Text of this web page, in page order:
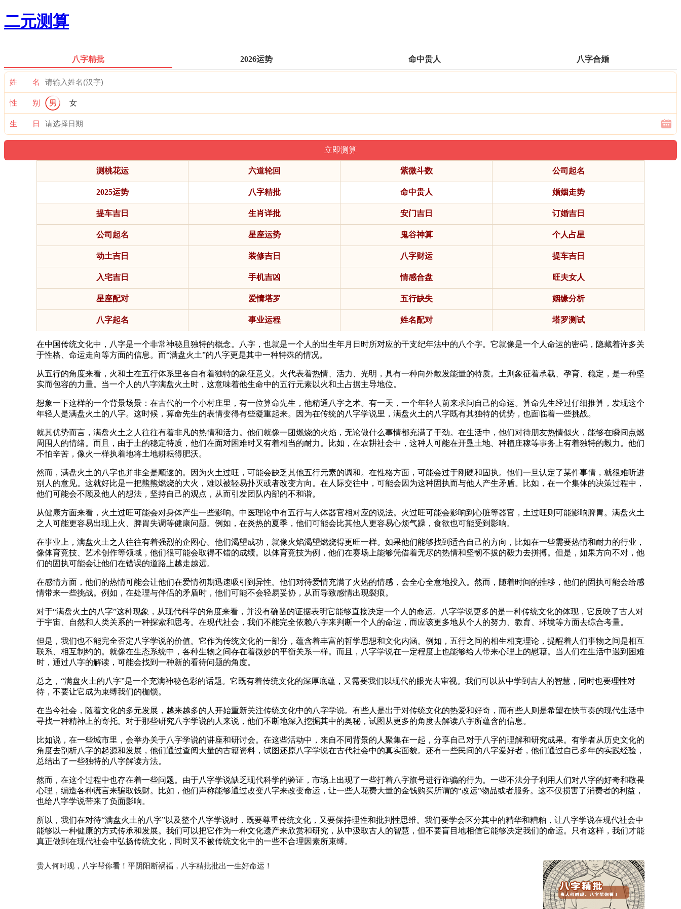
二元测算
八字精批 2026运势 命中贵人 八字合婚
姓 名
性 别 男 女
生 日
测桃花运 六道轮回 紫微斗数 公司起名
2025运势 八字精批 命中贵人 婚姻走势
提车吉日 生肖详批 安门吉日 订婚吉日
公司起名 星座运势 鬼谷神算 个人占星
动土吉日 装修吉日 八字财运 提车吉日
入宅吉日 手机吉凶 情感合盘 旺夫女人
星座配对 爱情塔罗 五行缺失 姻缘分析
八字起名 事业运程 姓名配对 塔罗测试
在中国传统文化中，八字是一个非常神秘且独特的概念。八字，也就是一个人的出生年月日时所对应的干支纪年法中的八个字。它就像是一个人命运的密码，隐藏着许多关
于性格、命运走向等方面的信息。而“满盘火土”的八字更是其中一种特殊的情况。
从五行的角度来看，火和土在五行体系里各自有着独特的象征意义。火代表着热情、活力、光明，具有一种向外散发能量的特质。土则象征着承载、孕育、稳定，是一种坚
实而包容的力量。当一个人的八字满盘火土时，这意味着他生命中的五行元素以火和土占据主导地位。
想象一下这样的一个背景场景：在古代的一个小村庄里，有一位算命先生，他精通八字之术。有一天，一个年轻人前来求问自己的命运。算命先生经过仔细推算，发现这个
年轻人是满盘火土的八字。这时候，算命先生的表情变得有些凝重起来。因为在传统的八字学说里，满盘火土的八字既有其独特的优势，也面临着一些挑战。
就其优势而言，满盘火土之人往往有着非凡的热情和活力。他们就像一团燃烧的火焰，无论做什么事情都充满了干劲。在生活中，他们对待朋友热情似火，能够在瞬间点燃
周围人的情绪。而且，由于土的稳定特质，他们在面对困难时又有着相当的耐力。比如，在农耕社会中，这种人可能在开垦土地、种植庄稼等事务上有着独特的毅力。他们
不怕辛苦，像火一样执着地将土地耕耘得肥沃。
然而，满盘火土的八字也并非全是顺遂的。因为火土过旺，可能会缺乏其他五行元素的调和。在性格方面，可能会过于刚硬和固执。他们一旦认定了某件事情，就很难听进
别人的意见。这就好比是一把熊熊燃烧的大火，难以被轻易扑灭或者改变方向。在人际交往中，可能会因为这种固执而与他人产生矛盾。比如，在一个集体的决策过程中，
他们可能会不顾及他人的想法，坚持自己的观点，从而引发团队内部的不和谐。
从健康方面来看，火土过旺可能会对身体产生一些影响。中医理论中有五行与人体器官相对应的说法。火过旺可能会影响到心脏等器官，土过旺则可能影响脾胃。满盘火土
之人可能更容易出现上火、脾胃失调等健康问题。例如，在炎热的夏季，他们可能会比其他人更容易心烦气躁，食欲也可能受到影响。
在事业上，满盘火土之人往往有着强烈的企图心。他们渴望成功，就像火焰渴望燃烧得更旺一样。如果他们能够找到适合自己的方向，比如在一些需要热情和耐力的行业，
像体育竞技、艺术创作等领域，他们很可能会取得不错的成绩。以体育竞技为例，他们在赛场上能够凭借着无尽的热情和坚韧不拔的毅力去拼搏。但是，如果方向不对，他
们的固执可能会让他们在错误的道路上越走越远。
在感情方面，他们的热情可能会让他们在爱情初期迅速吸引到异性。他们对待爱情充满了火热的情感，会全心全意地投入。然而，随着时间的推移，他们的固执可能会给感
情带来一些挑战。例如，在处理与伴侣的矛盾时，他们可能不会轻易妥协，从而导致感情出现裂痕。
对于“满盘火土的八字”这种现象，从现代科学的角度来看，并没有确凿的证据表明它能够直接决定一个人的命运。八字学说更多的是一种传统文化的体现，它反映了古人对
于宇宙、自然和人类关系的一种探索和思考。在现代社会，我们不能完全依赖八字来判断一个人的命运，而应该更多地从个人的努力、教育、环境等方面去综合考量。
但是，我们也不能完全否定八字学说的价值。它作为传统文化的一部分，蕴含着丰富的哲学思想和文化内涵。例如，五行之间的相生相克理论，提醒着人们事物之间是相互
联系、相互制约的。就像在生态系统中，各种生物之间存在着微妙的平衡关系一样。而且，八字学说在一定程度上也能够给人带来心理上的慰藉。当人们在生活中遇到困难
时，通过八字的解读，可能会找到一种新的看待问题的角度。
总之，“满盘火土的八字”是一个充满神秘色彩的话题。它既有着传统文化的深厚底蕴，又需要我们以现代的眼光去审视。我们可以从中学到古人的智慧，同时也要理性对
待，不要让它成为束缚我们的枷锁。
在当今社会，随着文化的多元发展，越来越多的人开始重新关注传统文化中的八字学说。有些人是出于对传统文化的热爱和好奇，而有些人则是希望在快节奏的现代生活中
寻找一种精神上的寄托。对于那些研究八字学说的人来说，他们不断地深入挖掘其中的奥秘，试图从更多的角度去解读八字所蕴含的信息。
比如说，在一些城市里，会举办关于八字学说的讲座和研讨会。在这些活动中，来自不同背景的人聚集在一起，分享自己对于八字的理解和研究成果。有学者从历史文化的
角度去剖析八字的起源和发展，他们通过查阅大量的古籍资料，试图还原八字学说在古代社会中的真实面貌。还有一些民间的八字爱好者，他们通过自己多年的实践经验，
总结出了一些独特的八字解读方法。
然而，在这个过程中也存在着一些问题。由于八字学说缺乏现代科学的验证，市场上出现了一些打着八字旗号进行诈骗的行为。一些不法分子利用人们对八字的好奇和敬畏
心理，编造各种谎言来骗取钱财。比如，他们声称能够通过改变八字来改变命运，让一些人花费大量的金钱购买所谓的“改运”物品或者服务。这不仅损害了消费者的利益，
也给八字学说带来了负面影响。
所以，我们在对待“满盘火土的八字”以及整个八字学说时，既要尊重传统文化，又要保持理性和批判性思维。我们要学会区分其中的精华和糟粕，让八字学说在现代社会中
能够以一种健康的方式传承和发展。我们可以把它作为一种文化遗产来欣赏和研究，从中汲取古人的智慧，但不要盲目地相信它能够决定我们的命运。只有这样，我们才能
真正做到在现代社会中弘扬传统文化，同时又不被传统文化中的一些不合理因素所束缚。
贵人何时现，八字帮你看！平阴阳断祸福，八字精批批出一生好命运！